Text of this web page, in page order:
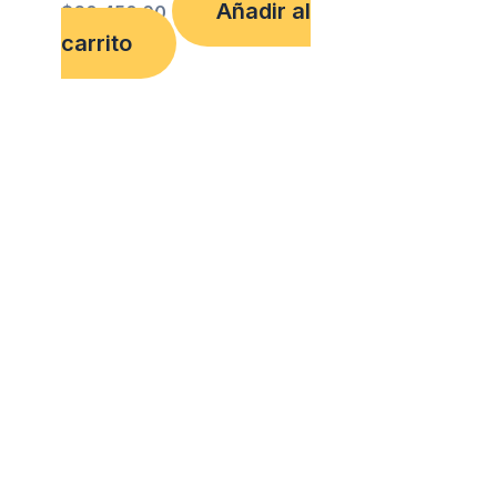
$60,450.00
Añadir al
carrito